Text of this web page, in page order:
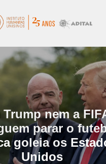
Trump nem a
parar o
goleia os
Unidos